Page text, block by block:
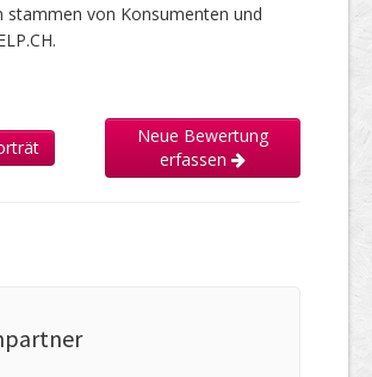
stammen von Konsumenten und
Neue Bewertung
erfassen